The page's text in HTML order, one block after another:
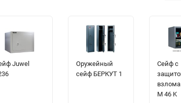
Juwel
Оружейный
сейф БЕРКУТ 1
Сейф с
M 46 K